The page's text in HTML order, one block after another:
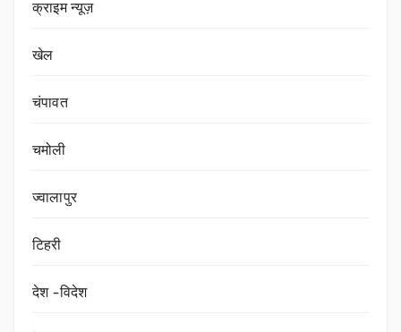
क्राइम न्यूज़
खेल
चंपावत
चमोली
ज्वालापुर
टिहरी
देश -विदेश